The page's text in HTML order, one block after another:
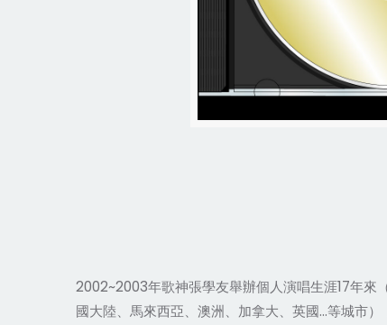
2002~2003年歌神張學友舉辦個人演唱生涯17年來
國大陸、馬來西亞、澳洲、加拿大、英國…等城市